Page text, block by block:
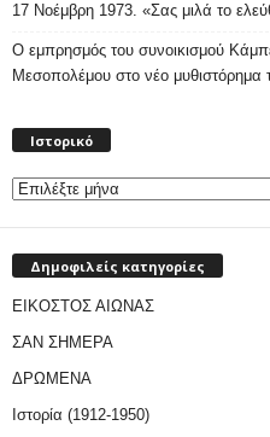
17 Νοέμβρη 1973. «Σας μιλά το
Ο εμπρησμός του συνοικισμού
Μεσοπολέμου στο νέο
Ιστορικό
Δημοφιλείς κατηγορίες
ΕΙΚΟΣΤΟΣ ΑΙΩΝΑΣ
ΣΑΝ ΣΗΜΕΡΑ
ΔΡΩΜΕΝΑ
Ιστορία (1912-1950)